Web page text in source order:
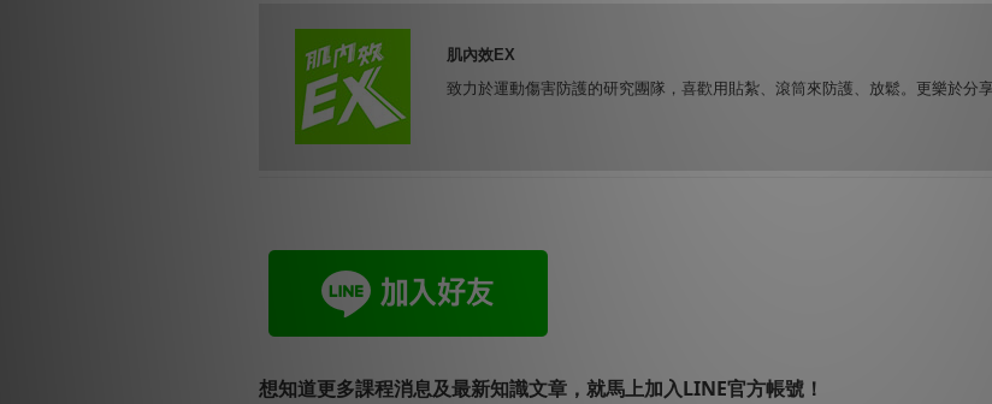
肌內效EX
致力於運動傷害防護的研究團隊，喜歡用貼紮、滾筒來防護、放鬆。更樂於分
想知道更多課程消息及最新知識文章，就馬上加入LINE官方帳號！